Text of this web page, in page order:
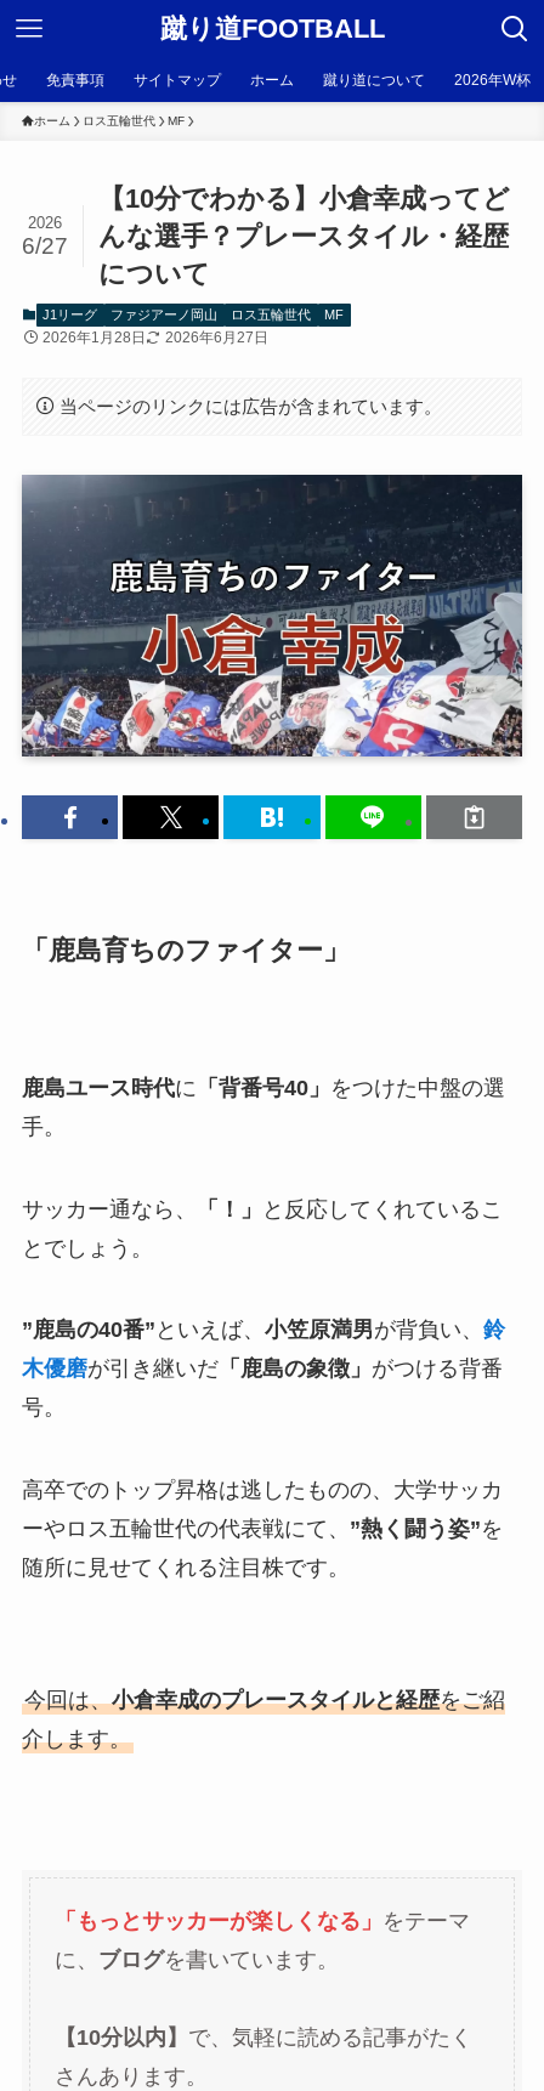
蹴り道FOOTBALL
免責事項 サイトマップ ホーム 蹴り道について 2026年W杯
ホーム ロス五輪世代 MF
【10分でわかる】小倉幸成ってど
んな選手？プレースタイル・経歴
について
2026
6/27
J1リーグ ファジアーノ岡山 ロス五輪世代 MF
2026年1月28日 2026年6月27日
当ページのリンクには広告が含まれています。
「鹿島育ちのファイター」
鹿島ユース時代に 「背番号40」 をつけた中盤の選
手。
サッカー通なら、 「！」
と反応してくれているこ
とでしょう。
”鹿島の40番” といえば、 小笠原満男が背負い、 鈴
木優磨が引き継いだ「鹿島の象徴」 がつける背番
号。
高卒でのトップ昇格は逃したものの、大学サッカ
ーやロス五輪世代の代表戦にて、 ”熱く闘う姿”を
随所に見せてくれる注目株です。
今回は、小倉幸成のプレースタイルと経歴をご紹
介します。
「もっとサッカーが楽しくなる」 をテーマ
に、 ブログを書いています。
【10分以内】 で、気軽に読める記事がたく
さんあります。